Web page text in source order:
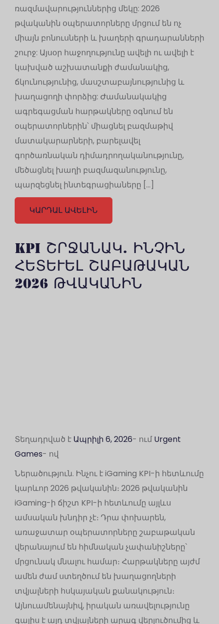
ռազմավարություններից մեկը: 2026
թվականին օպերատորները մրցում են ոչ
միայն բոնուսների և խաղերի գրադարանների
շուրջ: Այսօր հաջողությունը ավելի ու ավելի է
կախված աշխատանքի ժամանակից,
ճկունությունից, մասշտաբայնությունից և
խաղացողի փորձից: Ժամանակակից
ագրեգացման հարթակները օգնում են
օպերատորներին՝ միացնել բազմաթիվ
մատակարարների, բարելավել
գործառնական դիմադրողականությունը,
մեծացնել խաղի բազմազանությունը,
պարզեցնել ինտեգրացիաները […]
ԿԱՐԴԱԼ ԱՎԵԼԻՆ
KPI ՇՐՋԱՆԱԿ. ԻՆՉԻՆ
ՀԵՏԵՒԵԼ ՇԱԲԱԹԱԿԱՆ 2
026 ԹՎԱԿԱՆԻՆ
Տեղադրված է Ապրիլի 6, 2026- ում Urgent
Games- ով
Ներածություն. Ինչու է iGaming KPI-ի հետևումը
կարևոր 2026 թվականին։ 2026 թվականին
iGaming-ի ճիշտ KPI-ի հետևումը այլևս
ամսական խնդիր չէ։ Դրա փոխարեն,
առաջատար օպերատորները շաբաթական
վերանայում են հիմնական չափանիշները՝
մրցունակ մնալու համար։ Հարթակները այժմ
ամեն ժամ ստեղծում են խաղացողների
տվյալների հսկայական քանակություն։
Այնուամենայնիվ, իրական առավելությունը
գալիս է այդ տվյալների արագ վերլուծումից և